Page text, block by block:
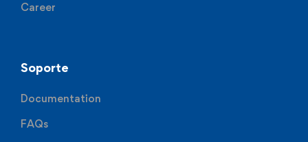
Career
Soporte
Documentation
FAQs